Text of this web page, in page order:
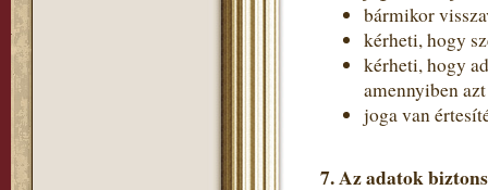
bármikor
kérheti, hogy
kérheti, hogy
amennyiben
joga van
7. Az adatok